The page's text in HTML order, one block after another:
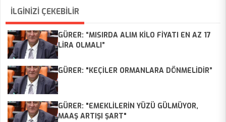
İLGİNİZİ ÇEKEBİLİR
GÜRER: “MISIRDA ALIM KİLO FİYATI EN AZ 17
LİRA OLMALI”
GÜRER: "KEÇİLER ORMANLARA DÖNMELİDİR”
GÜRER: "EMEKLİLERİN YÜZÜ GÜLMÜYOR,
MAAŞ ARTIŞI ŞART"